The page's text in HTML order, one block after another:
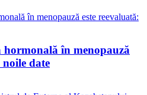
în menopauză
noile date